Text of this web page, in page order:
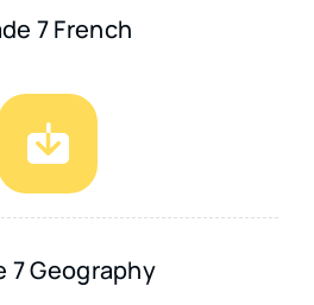
7 French
7 Geography